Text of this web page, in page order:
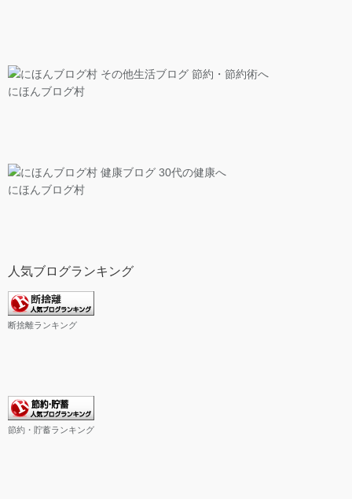
にほんブログ村
にほんブログ村
人気ブログランキング
断捨離ランキング
節約・貯蓄ランキング